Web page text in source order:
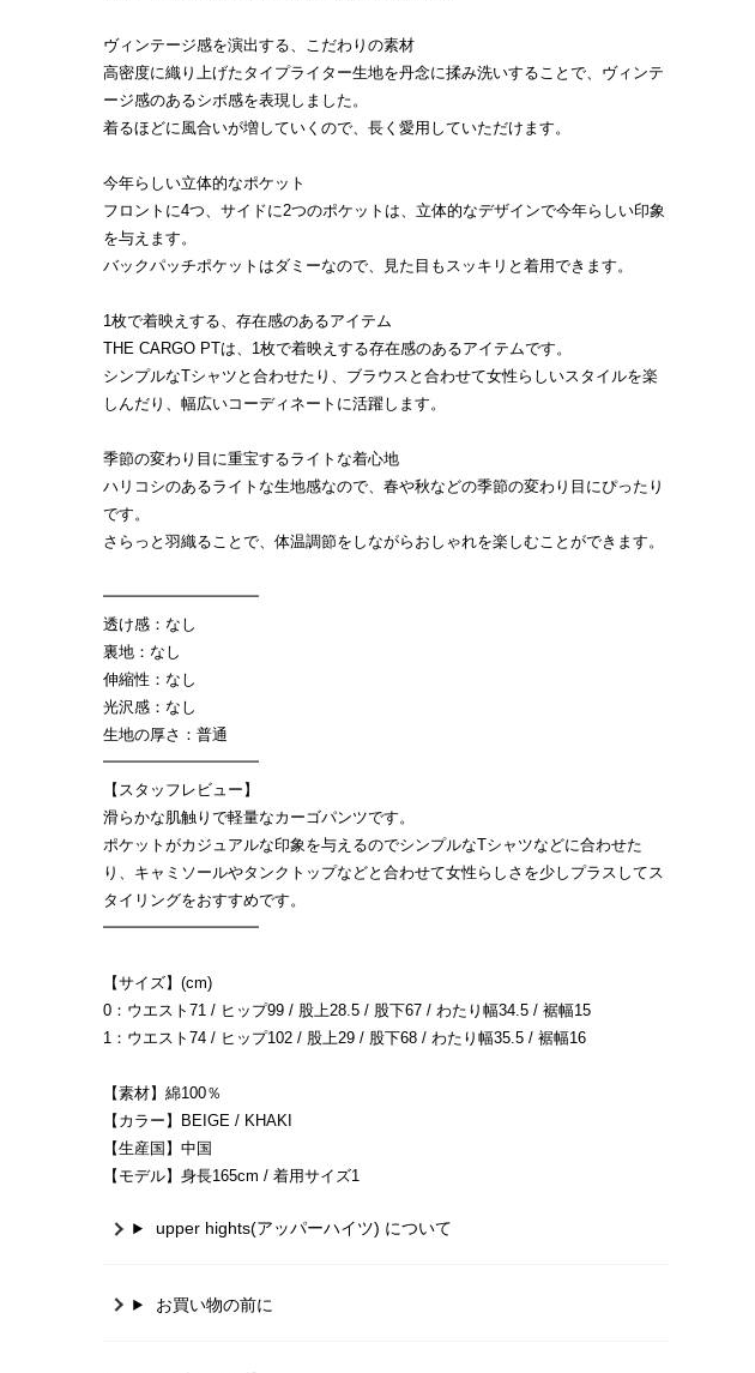
ヴィンテージ感を演出する、こだわりの素材
高密度に織り上げたタイプライター生地を丹念に揉み洗いすることで、ヴィンテ
ージ感のあるシボ感を表現しました。
着るほどに風合いが増していくので、長く愛用していただけます。
今年らしい立体的なポケット
フロントに4つ、サイドに2つのポケットは、立体的なデザインで今年らしい印象
を与えます。
バックパッチポケットはダミーなので、見た目もスッキリと着用できます。
1枚で着映えする、存在感のあるアイテム
THE CARGO PTは、1枚で着映えする存在感のあるアイテムです。
シンプルなTシャツと合わせたり、ブラウスと合わせて女性らしいスタイルを楽
しんだり、幅広いコーディネートに活躍します。
季節の変わり目に重宝するライトな着心地
ハリコシのあるライトな生地感なので、春や秋などの季節の変わり目にぴったり
です。
さらっと羽織ることで、体温調節をしながらおしゃれを楽しむことができます。
━━━━━━━━━━
透け感：なし
裏地：なし
伸縮性：なし
光沢感：なし
生地の厚さ：普通
━━━━━━━━━━
【スタッフレビュー】
滑らかな肌触りで軽量なカーゴパンツです。
ポケットがカジュアルな印象を与えるのでシンプルなTシャツなどに合わせた
り、キャミソールやタンクトップなどと合わせて女性らしさを少しプラスしてス
タイリングをおすすめです。
━━━━━━━━━━
【サイズ】(cm)
0：ウエスト71 / ヒップ99 / 股上28.5 / 股下67 / わたり幅34.5 / 裾幅15
1：ウエスト74 / ヒップ102 / 股上29 / 股下68 / わたり幅35.5 / 裾幅16
【素材】綿100％
【カラー】BEIGE / KHAKI
【生産国】中国
【モデル】身長165cm / 着用サイズ1
upper hights(アッパーハイツ) について
お買い物の前に